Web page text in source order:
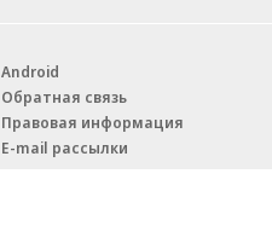
Android
Обратная связь
Правовая информация
E-mail рассылки